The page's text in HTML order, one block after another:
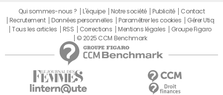
Qui sommes-nous ? L'équipe Notre société Publicité
Contact
Recrutement
Données personnelles Paramétrer les cookies
Gérer Utiq
Tous les articles
RSS Corrections Mentions légales
Groupe Figaro
© 2025 CCM Benchmark